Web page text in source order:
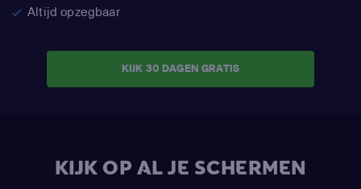
Altijd opzegbaar
KIJK 30 DAGEN GRATIS
KIJK OP AL JE SCHERMEN